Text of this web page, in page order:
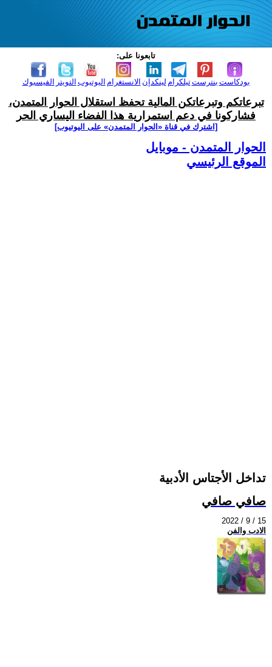
تابعونا على:
الفيسبوك التويتر اليوتيوب الانستغرام لينكدإن تيلكرامبنترست بودكاست
تبرعاتكم وتبرعاتكن المالية تحفظ استقلال الحوار المتمدن،
فشاركونا في دعم استمرارية هذا الفضاء اليساري الحر
[اشترك في قناة ‫«الحوار المتمدن» على اليوتيوب]
الحوار المتمدن - موبايل
الموقع الرئيسي
تداخل الأجتاس الأدبية
صافي صافي
2022 / 9 / 15
الادب والفن